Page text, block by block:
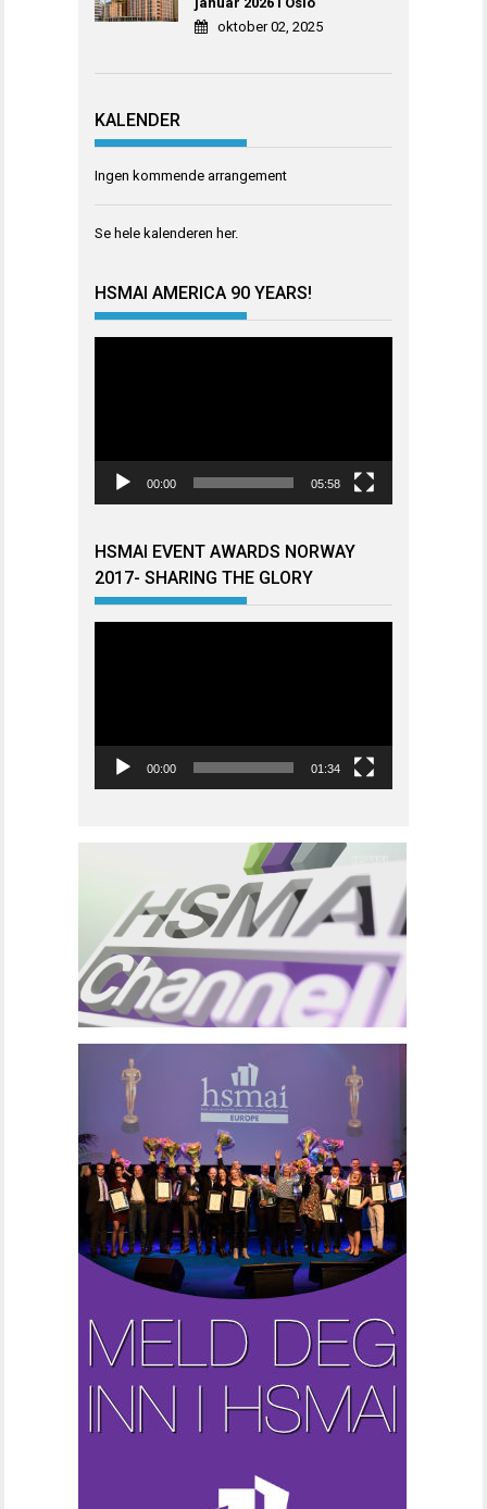
oktober 02, 2025
KALENDER
Ingen kommende arrangement
Se hele kalenderen her.
HSMAI AMERICA 90 YEARS!
00:00 05:58
HSMAI EVENT AWARDS NORWAY
2017- SHARING THE GLORY
00:00 01:34